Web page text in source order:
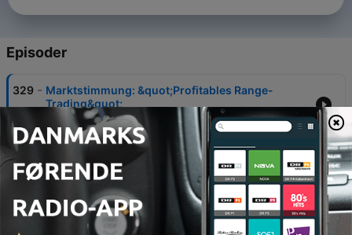
Episoder
329 - Marktstimmung: &quot;Profitables Range-
Trading&quot;
24 jun. 2026
328
Marktstimmung: &quot;Eurozone international
wenig beliebt&quot;
17 jun. 2026
327 - Marktstimmung: &quot;Kaum Anzeichen von
Angst&quot;